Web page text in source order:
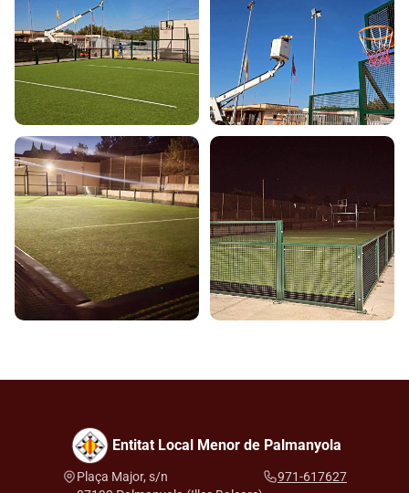
Entitat Local Menor de Palmanyola
Plaça Major, s/n
971-617627